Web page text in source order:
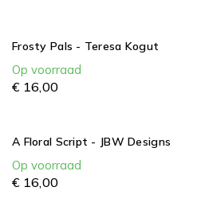
Frosty Pals - Teresa Kogut
Op voorraad
€ 16,00
A Floral Script - JBW Designs
Op voorraad
€ 16,00